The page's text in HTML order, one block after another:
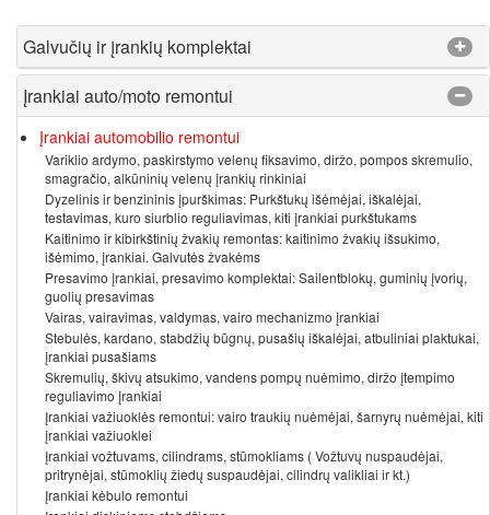
Galvučių ir įrankių komplektai
Įrankiai auto/moto remontui
Įrankiai automobilio remontui
Variklio ardymo, paskirstymo velenų fiksavimo, diržo, pompos skremulio,
smagračio, alkūninių velenų įrankių rinkiniai
Dyzelinis ir benzininis įpurškimas: Purkštukų išėmėjai, iškalėjai,
testavimas, kuro siurblio reguliavimas, kiti įrankiai purkštukams
Kaitinimo ir kibirkštinių žvakių remontas: kaitinimo žvakių išsukimo,
išėmimo, įrankiai. Galvutės žvakėms
Presavimo įrankiai, presavimo komplektai: Sailentblokų, guminių įvorių,
guolių presavimas
Vairas, vairavimas, valdymas, vairo mechanizmo įrankiai
Stebulės, kardano, stabdžių būgnų, pusašių iškalėjai, atbuliniai plaktukai,
įrankiai pusašiams
Skremulių, škivų atsukimo, vandens pompų nuėmimo, diržo įtempimo
reguliavimo įrankiai
Įrankiai važiuoklės remontui: vairo traukių nuėmėjai, šarnyrų nuėmėjai, kiti
įrankiai važiuoklei
Įrankiai vožtuvams, cilindrams, stūmokliams ( Vožtuvų nuspaudėjai,
pritrynėjai, stūmoklių žiedų suspaudėjai, cilindrų valikliai ir kt.)
Įrankiai kėbulo remontui